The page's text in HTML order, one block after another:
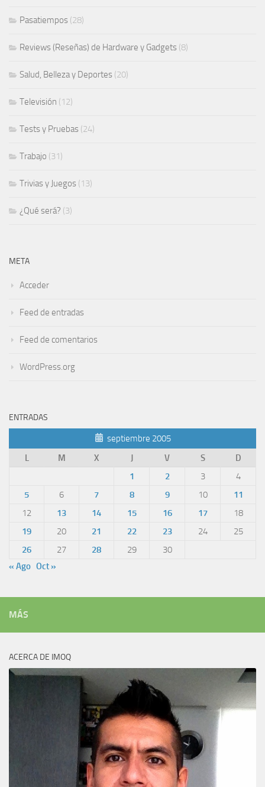
Pasatiempos (28)
Reviews (Reseñas) de Hardware y Gadgets (8)
Salud, Belleza y Deportes (20)
Televisión (12)
Tests y Pruebas (24)
Trabajo (31)
Trivias y Juegos (13)
¿Qué será? (3)
META
Acceder
Feed de entradas
Feed de comentarios
WordPress.org
ENTRADAS
septiembre 2005
L
M X J V S
D
1
2 3
4
5
6 7 8 9 10
11
12
13 14 15 16 17
18
19
20 21 22 23 24
25
26
27 28 29
30
« Ago Oct »
MÁS
ACERCA DE IMOQ